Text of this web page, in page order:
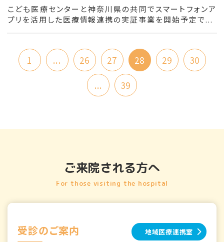
こども医療センターと神奈川県の共同でスマートフォンア
プリを活用した医療情報連携の実証事業を開始予定で...
1 ... 26 27 28 29
30
...
39
ご来院される方へ
For those visiting the hospital
受診のご案内 地域医療連携室